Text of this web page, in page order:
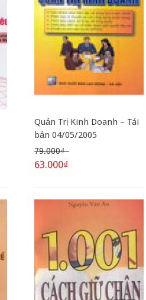
Quản Trị Kinh Doanh – Tái
bản 04/05/2005
79.000₫
63.000₫